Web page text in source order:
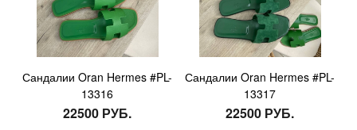
Сандалии Oran Hermes #PL-
13316
22500 РУБ.
Сандалии Oran Hermes #PL-
13317
22500 РУБ.